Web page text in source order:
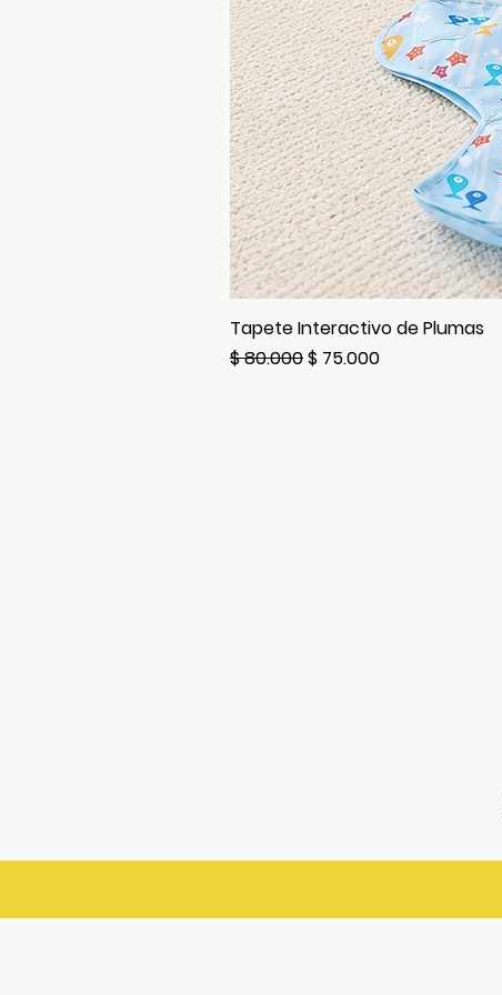
Tapete Interactivo de Plumas
Precio
$ 80.000Precio de oferta
$ 75.000